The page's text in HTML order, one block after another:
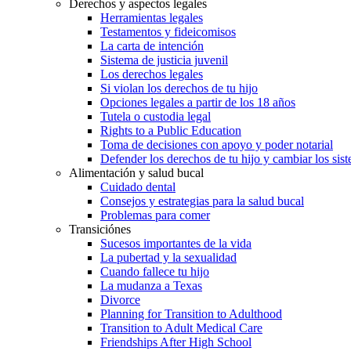
Derechos y aspectos legales
Herramientas legales
Testamentos y fideicomisos
La carta de intención
Sistema de justicia juvenil
Los derechos legales
Si violan los derechos de tu hijo
Opciones legales a partir de los 18 años
Tutela o custodia legal
Rights to a Public Education
Toma de decisiones con apoyo y poder notarial
Defender los derechos de tu hijo y cambiar los
Alimentación y salud bucal
Cuidado dental
Consejos y estrategias para la salud bucal
Problemas para comer
Transiciónes
Sucesos importantes de la vida
La pubertad y la sexualidad
Cuando fallece tu hijo
La mudanza a Texas
Divorce
Planning for Transition to Adulthood
Transition to Adult Medical Care
Friendships After High School